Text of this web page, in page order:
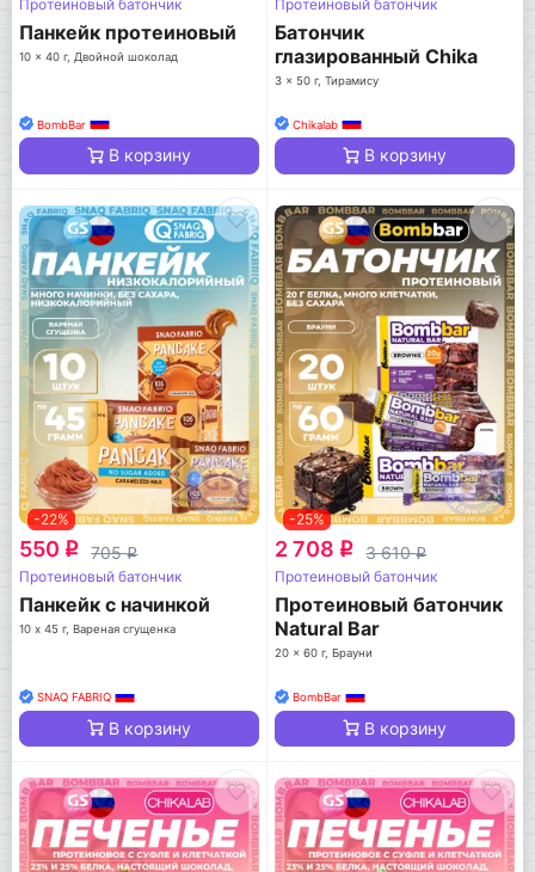
Протеиновый батончик
Панкейк протеиновый
10 x 40 г, Двойной шоколад
BombBar
В корзину
Протеиновый батончик
Батончик
глазированный Chika
nuga
3 x 50 г, Тирамису
Chikalab
В корзину
-22%
550 q 705q
Протеиновый батончик
Панкейк с начинкой
10 х 45 г, Вареная сгущенка
SNAQ FABRIQ
В корзину
-25%
2 708 q 3 610q
Протеиновый батончик
Протеиновый батончик
Natural Bar
20 x 60 г, Брауни
BombBar
В корзину